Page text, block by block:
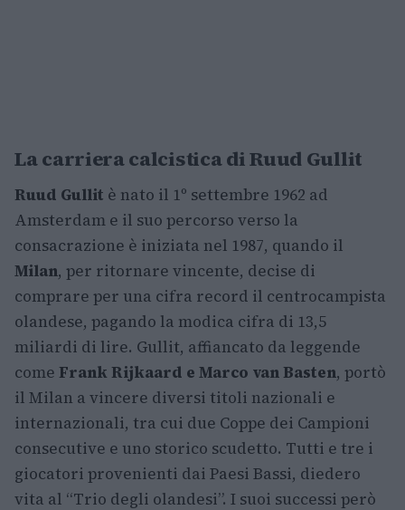
La carriera calcistica di Ruud Gullit
Ruud Gullit è nato il 1º settembre 1962 ad
Amsterdam e il suo percorso verso la
consacrazione è iniziata nel 1987, quando il
Milan, per ritornare vincente, decise di
comprare per una cifra record il centrocampista
olandese, pagando la modica cifra di 13,5
miliardi di lire. Gullit, affiancato da leggende
come Frank Rijkaard e Marco van Basten, portò
il Milan a vincere diversi titoli nazionali e
internazionali, tra cui due Coppe dei Campioni
consecutive e uno storico scudetto. Tutti e tre i
giocatori provenienti dai Paesi Bassi, diedero
vita al “Trio degli olandesi”. I suoi successi però